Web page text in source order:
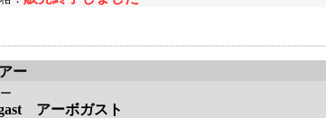
ー
アーボガスト